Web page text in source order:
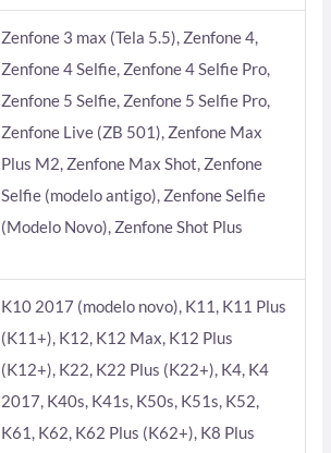
Zenfone 3 max (Tela 5.5), Zenfone 4,
Zenfone 4 Selfie, Zenfone 4 Selfie Pro,
Zenfone 5 Selfie, Zenfone 5 Selfie Pro,
Zenfone Live (ZB 501), Zenfone Max
Plus M2, Zenfone Max Shot, Zenfone
Selfie (modelo antigo), Zenfone Selfie
(Modelo Novo), Zenfone Shot Plus
K10 2017 (modelo novo), K11, K11 Plus
(K11+), K12, K12 Max, K12 Plus
(K12+), K22, K22 Plus (K22+), K4, K4
2017, K40s, K41s, K50s, K51s, K52,
K61, K62, K62 Plus (K62+), K8 Plus